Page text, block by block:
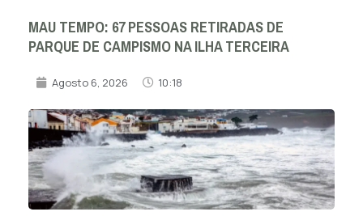
MAU TEMPO: 67 PESSOAS RETIRADAS DE
PARQUE DE CAMPISMO NA ILHA TERCEIRA
Agosto 6, 2026 10:18